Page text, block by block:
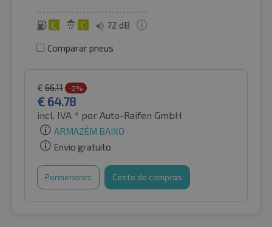
C C 72 dB
Comparar pneus
€ 66.11 -2%
€ 64.78
incl. IVA * por Auto-Raifen GmbH
ARMAZÉM BAIXO
Envio gratuito
Pormenores Cesto de compras